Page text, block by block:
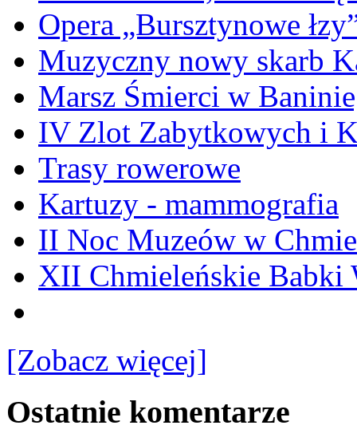
Opera „Bursztynowe
Muzyczny nowy skarb
Marsz Śmierci w
IV Zlot Zabytkowych i
Trasy rowerowe
Kartuzy - mammografia
II Noc Muzeów w
XII Chmieleńskie Babki
[Zobacz więcej]
Ostatnie komentarze